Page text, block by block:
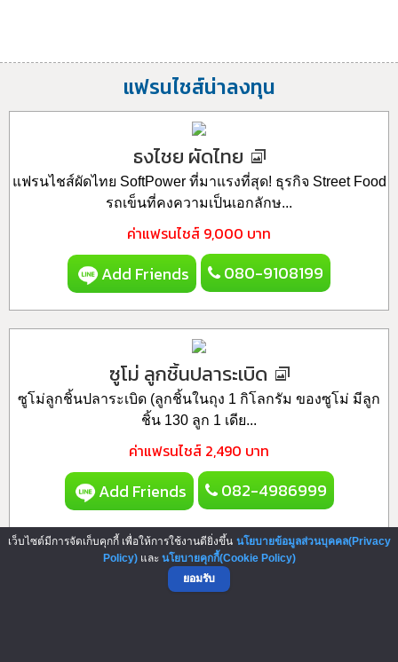
แฟรนไชส์น่าลงทุน
ธงไชย ผัดไทย
แฟรนไชส์ผัดไทย SoftPower ที่มาแรงที่สุด! ธุรกิจ Street Food
รถเข็นที่คงความเป็นเอกลักษ...
ค่าแฟรนไชส์ 9,000 บาท
Add Friends 080-9108199
ซูโม่ ลูกชิ้นปลาระเบิด
ซูโม่ลูกชิ้นปลาระเบิด (ลูกชิ้นในถุง 1 กิโลกรัม ของซูโม่ มีลูก
ชิ้น 130 ลูก 1 เดีย...
ค่าแฟรนไชส์ 2,490 บาท
Add Friends 082-4986999
เว็บไซต์มีการจัดเก็บคุกกี้ เพื่อให้การใช้งานดียิ่งขึ้น นโยบายข้อมูลส่วนบุคคล(Privacy
Policy)และ นโยบายคุกกี้(Cookie Policy)
ยอมรับ